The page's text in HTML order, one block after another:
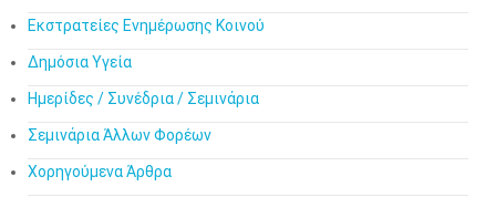
Εκστρατείες Ενημέρωσης Κοινού
Δημόσια Υγεία
Ημερίδες / Συνέδρια / Σεμινάρια
Σεμινάρια Άλλων Φορέων
Χορηγούμενα Άρθρα